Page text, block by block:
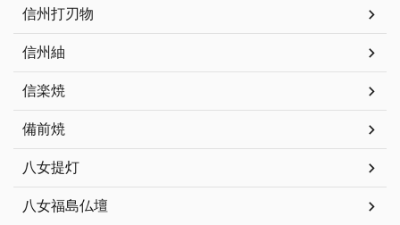
信州打刃物
信州紬
信楽焼
備前焼
八女提灯
八女福島仏壇